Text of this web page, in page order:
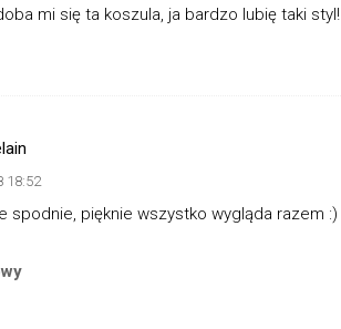
mi się ta koszula, ja bardzo lubię taki styl!
18:52
spodnie, pięknie wszystko wygląda razem :)